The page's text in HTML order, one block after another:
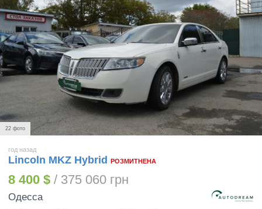
22 фото
год назад
Lincoln MKZ Hybrid РОЗМИТНЕНА
8 400 $ / 375 060 грн
Одесса